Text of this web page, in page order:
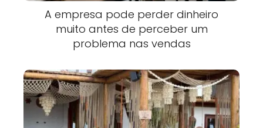
A empresa pode perder dinheiro
muito antes de perceber um
problema nas vendas